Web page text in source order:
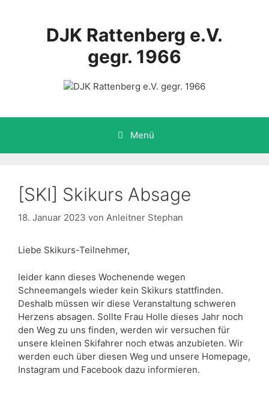
DJK Rattenberg e.V.
gegr. 1966
Menü
[SKI] Skikurs Absage
18. Januar 2023 von Anleitner Stephan
Liebe Skikurs-Teilnehmer,
leider kann dieses Wochenende wegen
Schneemangels wieder kein Skikurs stattfinden.
Deshalb müssen wir diese Veranstaltung schweren
Herzens absagen. Sollte Frau Holle dieses Jahr noch
den Weg zu uns finden, werden wir versuchen für
unsere kleinen Skifahrer noch etwas anzubieten. Wir
werden euch über diesen Weg und unsere Homepage,
Instagram und Facebook dazu informieren.